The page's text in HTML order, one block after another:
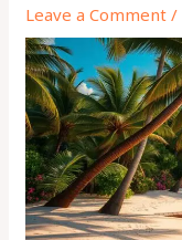
Leave a Comment /